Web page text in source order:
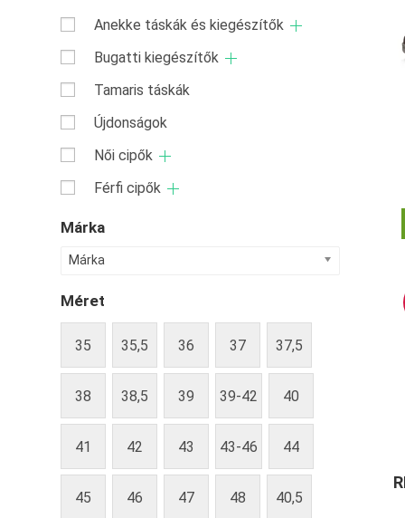
Anekke táskák és kiegészítők
Bugatti kiegészítők
Tamaris táskák
Újdonságok
Női cipők
Férfi cipők
Márka
Márka
Méret
35 35,5 36 37 37,5
38 38,5 39 39-42 40
41 42 43 43-46 44
45 46 47 48 40,5